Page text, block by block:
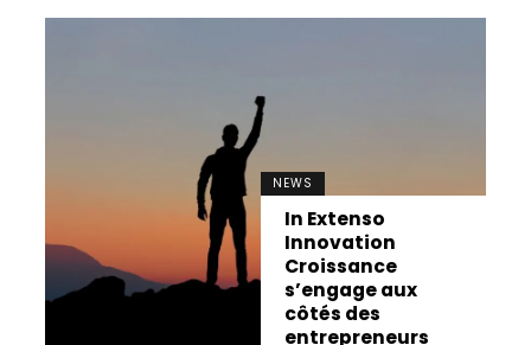
NEWS
In Extenso
Innovation
Croissance
s’engage aux
côtés des
entrepreneurs